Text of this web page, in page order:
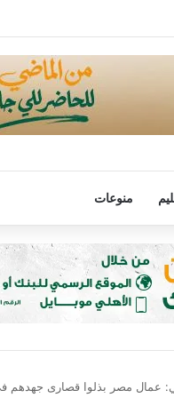
منوعات
عمال مصر بذلوا قصارى جهدهم في